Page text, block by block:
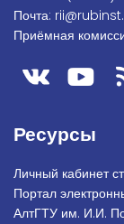
Почта:
Приёмная
Ресурсы
Личный кабинет
Портал
АлтГТУ им. И.И.